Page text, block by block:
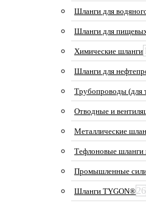
Шланги для
Шланги для
Химические шланги
Шланги для
Трубопроводы (для
Отводные и
Металлические
Тефлоновые шланги
Промышленные
Шланги TYGON®26